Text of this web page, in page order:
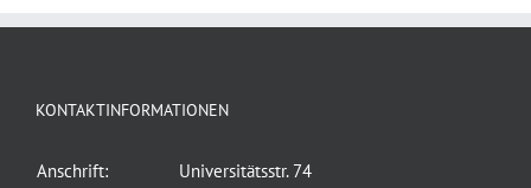
KONTAKTINFORMATIONEN
Anschrift:
Universitätsstr. 74